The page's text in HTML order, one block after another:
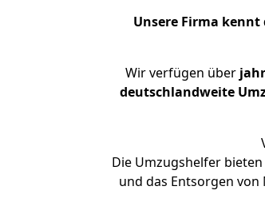
Unsere Firma kennt
Wir verfügen über
deutschlandweite
Die Umzugshelfer
und das Entsorgen